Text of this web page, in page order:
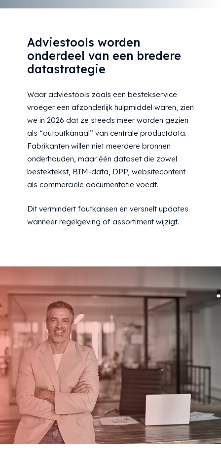
Adviestools worden
onderdeel van een bredere
datastrategie
Waar adviestools zoals een bestekservice
vroeger een afzonderlijk hulpmiddel waren, zien
we in 2026 dat ze steeds meer worden gezien
als “outputkanaal” van centrale productdata.
Fabrikanten willen niet meerdere bronnen
onderhouden, maar één dataset die zowel
bestektekst, BIM-data, DPP, websitecontent
als commerciële documentatie voedt.
Dit vermindert foutkansen en versnelt updates
wanneer regelgeving of assortiment wijzigt.